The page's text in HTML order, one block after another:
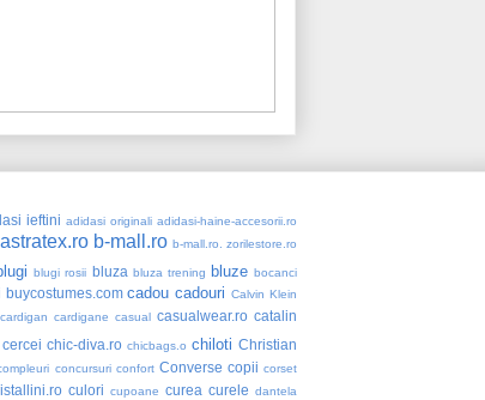
ieftini adidasi originali adidasi-haine-accesorii.ro
astratex.ro b-mall.ro b-mall.ro. zorilestore.ro
blugi rosii bluza bluza trening bluze bocanci
buycostumes.com cadou cadouri Calvin Klein
cardigan cardigane casual casualwear.ro catalin
cercei chic-diva.ro chicbags.o chiloti Christian
concursuri confort Converse copii corset
culori cupoane curea curele dantela